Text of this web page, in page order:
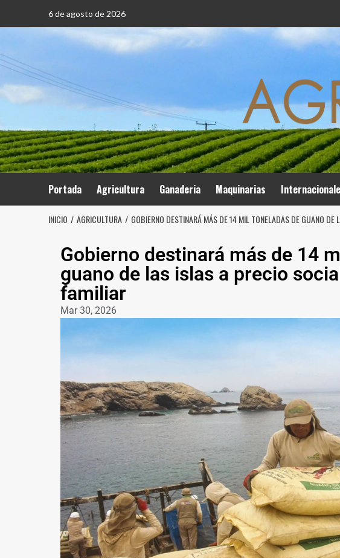
6 de agosto de 2026
Portada Agricultura Ganaderia Maquinarias
INICIO AGRICULTURA GOBIERNO DESTINARÁ MÁS DE 14 MIL TONELADAS DE GUANO
Gobierno destinará más de 14
guano de las islas a precio
familiar
Mar 30, 2026